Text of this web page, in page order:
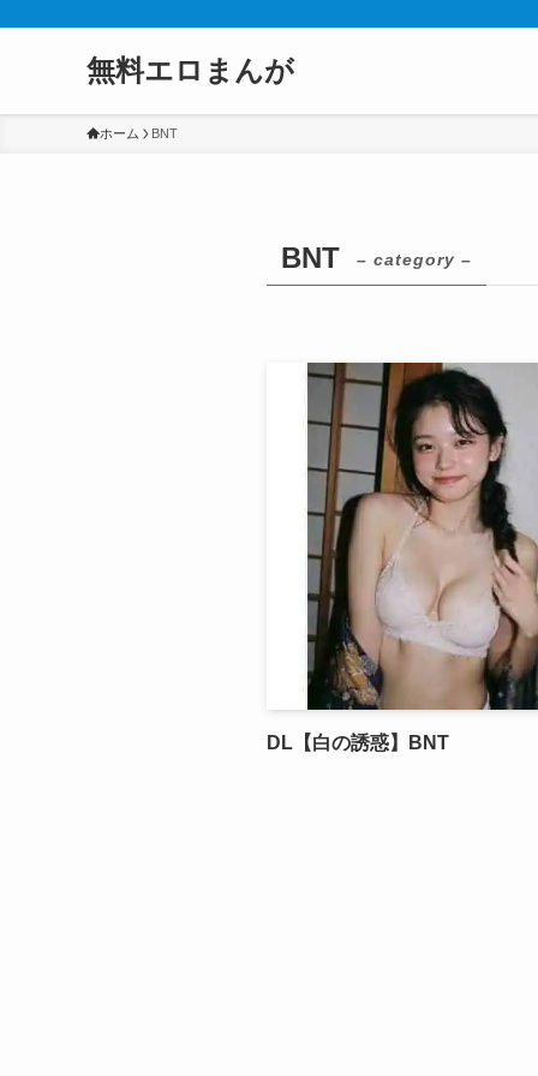
無料エロまんが
ホーム BNT
BNT – category –
DL【白の誘惑】BNT